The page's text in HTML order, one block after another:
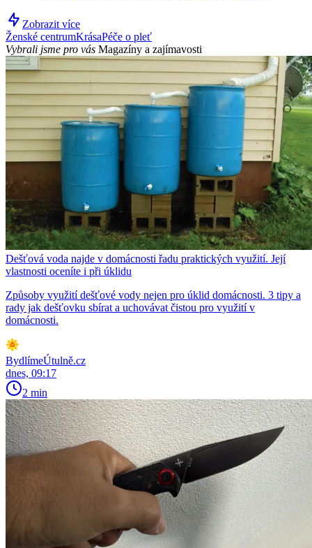
Zobrazit více
Ženské centrumKrásaPéče o pleť
Vybrali jsme pro vás Magazíny a zajímavosti
Dešťová voda najde v domácnosti řadu praktických využití. Její
vlastnosti oceníte i při úklidu
Způsoby využití dešťové vody nejen pro úklid domácnosti. 3 tipy a
rady jak dešťovku sbírat a uchovávat čistou pro využití v
domácnosti.
BydlímeÚtulně.cz
dnes, 09:17
2 min